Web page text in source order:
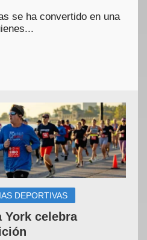
se ha convertido en una
DEPORTIVAS
York celebra